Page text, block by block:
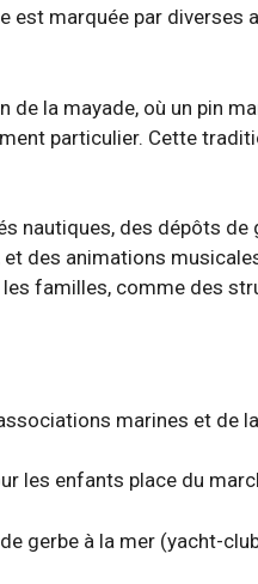
est marquée par
la mayade, où un pin
particulier. Cette
nautiques, des dépôts
des animations
familles, comme des
marines et de la
les enfants place du
gerbe à la mer (yacht-